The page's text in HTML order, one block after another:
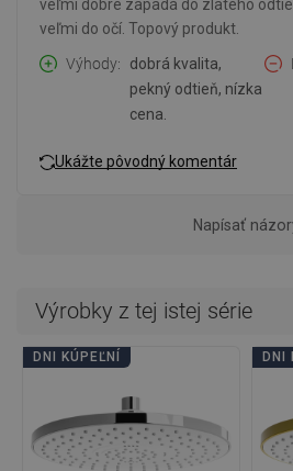
veľmi dobre zapadá do zlatého
veľmi do očí. Topový produkt.
Výhody
dobrá kvalita,
pekný odtieň, nízka
cena.
Ukážte pôvodný komentár
Napísať
Výrobky z tej istej série
DNI KÚPEĽNÍ DNI